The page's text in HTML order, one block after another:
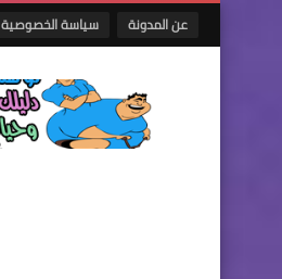
عن المدونة سياسة الخصوصية